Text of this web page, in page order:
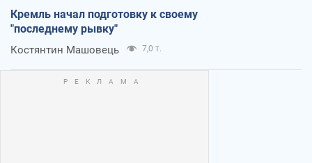
Кремль начал подготовку к своему
"последнему рывку"
Костянтин Машовець 7,0 т.